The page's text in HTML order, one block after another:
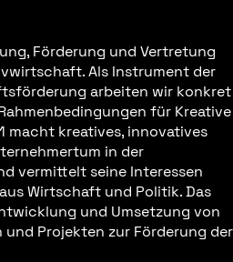
Förderung und Vertretung
Als Instrument der
arbeiten wir konkret
für Kreative
macht kreatives, innovatives
in der
vermittelt seine Interessen
Wirtschaft und Politik. Das
und Umsetzung von
Projekten zur Förderung der